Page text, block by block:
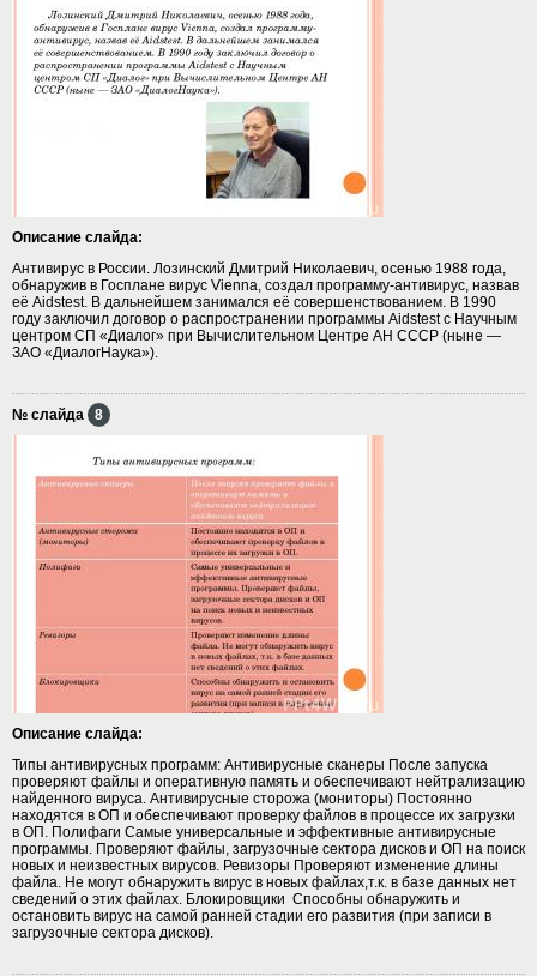
Описание слайда:
Антивирус в России. Лозинский Дмитрий Николаевич, осенью 1988 года,
обнаружив в Госплане вирус Vienna, создал программу-антивирус, назвав
её Aidstest. В дальнейшем занимался её совершенствованием. В 1990
году заключил договор о распространении программы Aidstest с Научным
центром СП «Диалог» при Вычислительном Центре АН СССР (ныне —
ЗАО «ДиалогНаука»).
№ слайда 8
Описание слайда:
Типы антивирусных программ: Антивирусные сканеры После запуска
проверяют файлы и оперативную память и обеспечивают нейтрализацию
найденного вируса. Антивирусные сторожа (мониторы) Постоянно
находятся в ОП и обеспечивают проверку файлов в процессе их загрузки
в ОП. Полифаги Самые универсальные и эффективные антивирусные
программы. Проверяют файлы, загрузочные сектора дисков и ОП на поиск
новых и неизвестных вирусов. Ревизоры Проверяют изменение длины
файла. Не могут обнаружить вирус в новых файлах,т.к. в базе данных нет
сведений о этих файлах. Блокировщики Способны обнаружить и
остановить вирус на самой ранней стадии его развития (при записи в
загрузочные сектора дисков).